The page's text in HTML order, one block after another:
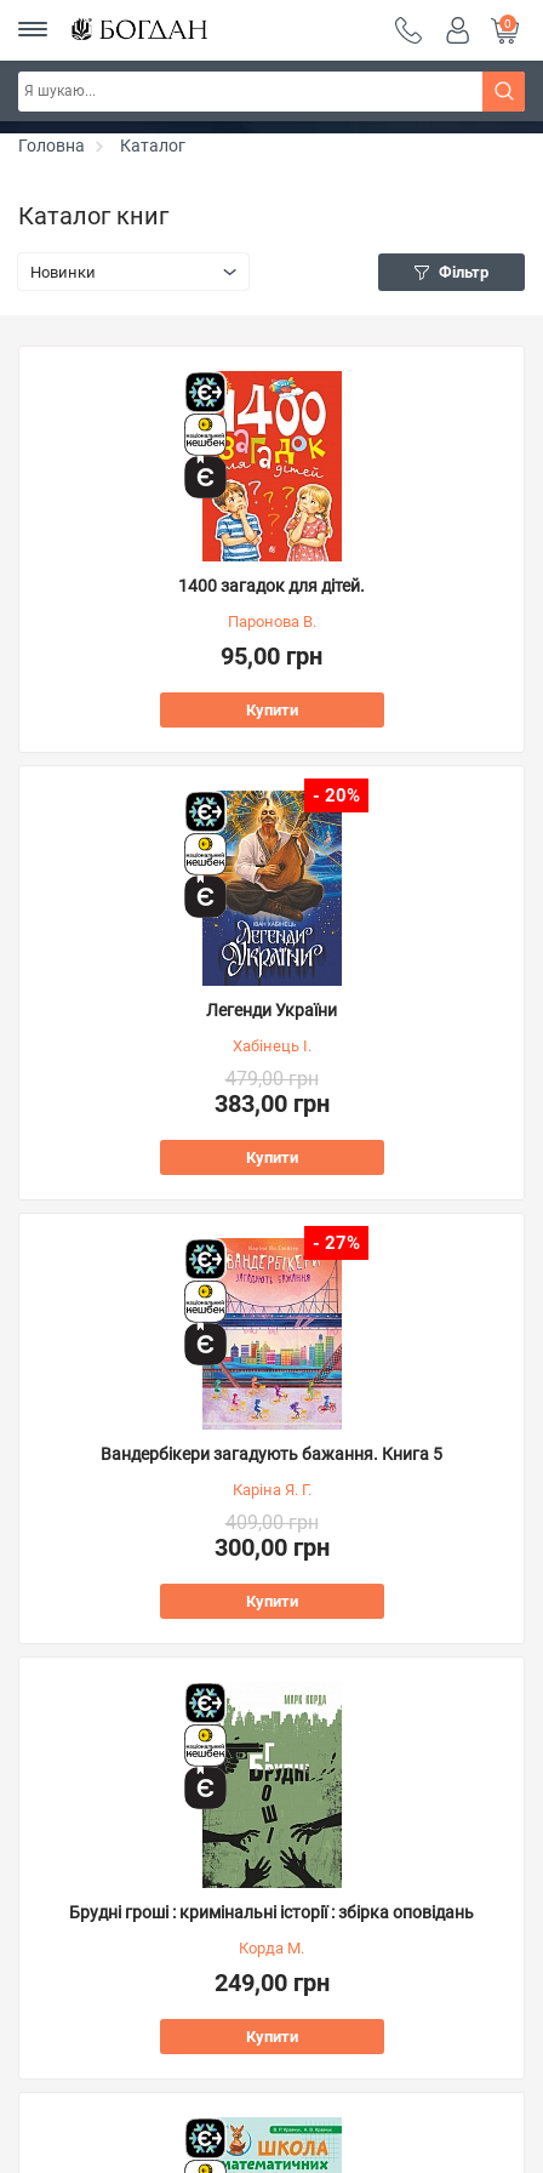
РОЗПРОДАЖ ~ 150 грн ~ 200 грн ~ 250 грн ~
300 грн ~ РОЗПРОДАЖ
Дізнатись більше
0
Головна Каталог
Каталог книг
Новинки Фільтр
1400 загадок для дітей.
Паронова В.
95,00 грн
Купити
- 20%
Легенди України
Хабінець І.
479,00 грн
383,00 грн
Купити
- 27%
Вандербікери загадують бажання. Книга 5
Каріна Я. Г.
409,00 грн
300,00 грн
Купити
Брудні гроші : кримінальні історії : збірка оповідань
Корда М.
249,00 грн
Купити